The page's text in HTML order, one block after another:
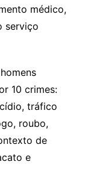
médico,
serviço
10 crimes:
tráfico
roubo,
de
e